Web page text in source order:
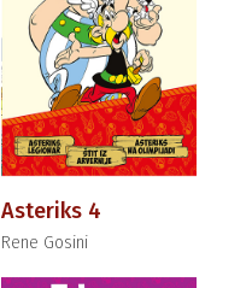
Asteriks 4
Rene Gosini